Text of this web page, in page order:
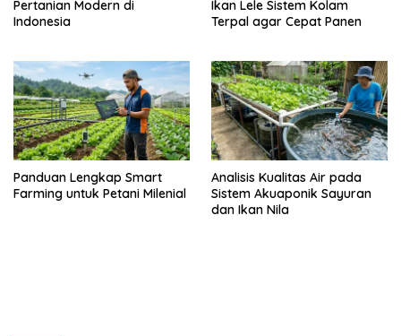
Pertanian Modern di
Indonesia
Ikan Lele Sistem Kolam
Terpal agar Cepat Panen
Panduan Lengkap Smart
Farming untuk Petani Milenial
Analisis Kualitas Air pada
Sistem Akuaponik Sayuran
dan Ikan Nila